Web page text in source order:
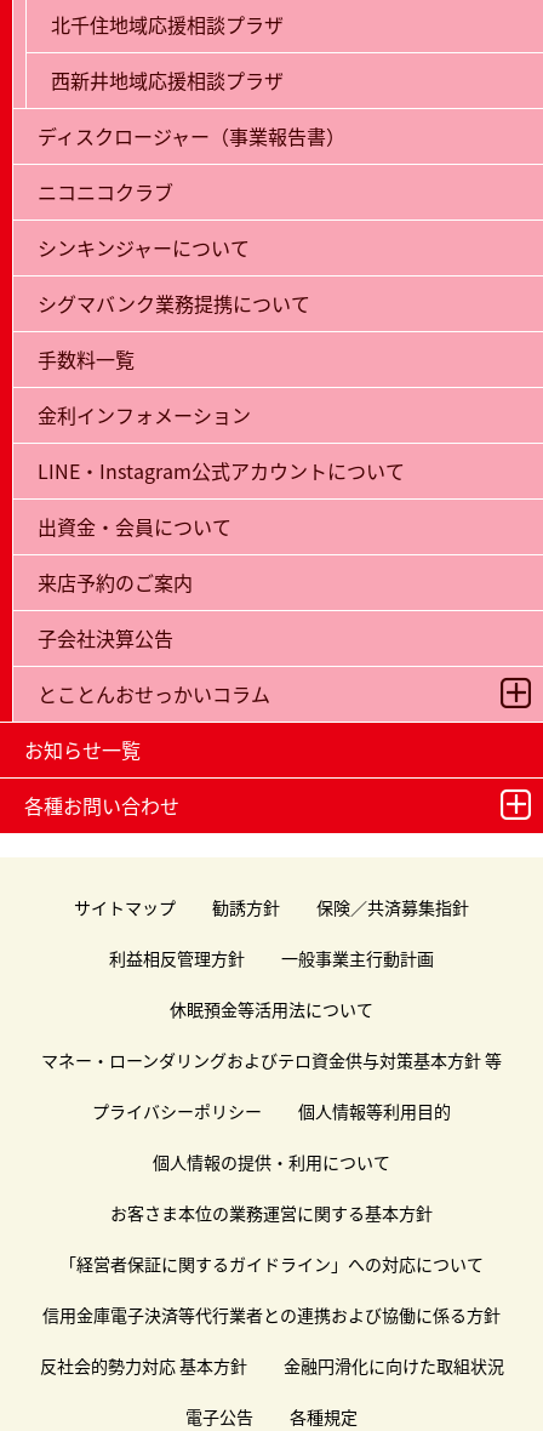
北千住地域応援相談プラザ
西新井地域応援相談プラザ
ディスクロージャー（事業報告書）
ニコニコクラブ
シンキンジャーについて
シグマバンク業務提携について
手数料一覧
金利インフォメーション
LINE・Instagram公式アカウントについて
出資金・会員について
来店予約のご案内
子会社決算公告
とことんおせっかいコラム
お知らせ一覧
各種お問い合わせ
サイトマップ 勧誘方針 保険／共済募集指針
利益相反管理方針 一般事業主行動計画
休眠預金等活用法について
マネー・ローンダリングおよびテロ資金供与対策基本方針 等
プライバシーポリシー 個人情報等利用目的
個人情報の提供・利用について
お客さま本位の業務運営に関する基本方針
「経営者保証に関するガイドライン」への対応について
信用金庫電子決済等代行業者との連携および協働に係る方針
反社会的勢力対応 基本方針 金融円滑化に向けた取組状況
電子公告 各種規定